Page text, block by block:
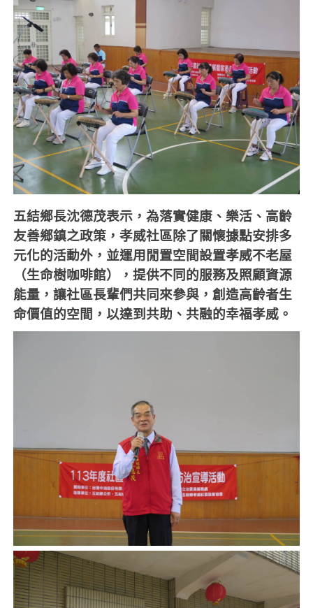
五結鄉長沈德茂表示，為落實健康、樂活、高齡
友善鄉鎮之政策，孝威社區除了關懷據點安排多
元化的活動外，並運用閒置空間設置孝威不老屋
（生命樹咖啡館），提供不同的服務及照顧資源
能量，讓社區長輩們共同來參與，創造高齡者生
命價值的空間，以達到共助、共融的幸福孝威。